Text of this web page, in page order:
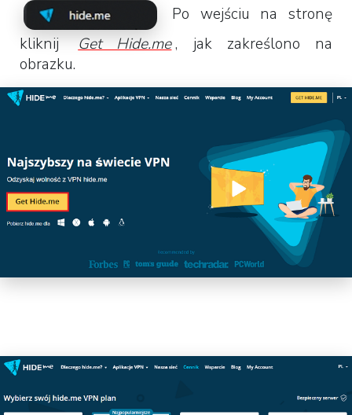
Po wejściu na stronę
kliknij
Get Hide.me, jak zakreślono na
obrazku.